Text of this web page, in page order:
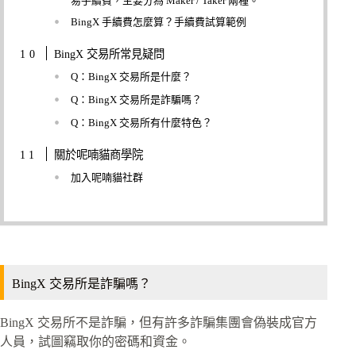
BingX 手續費怎麼算？手續費試算範例
BingX 交易所常見疑問
Q：BingX 交易所是什麼？
Q：BingX 交易所是詐騙嗎？
Q：BingX 交易所有什麼特色？
關於呢喃貓商學院
加入呢喃貓社群
BingX 交易所是詐騙嗎？
BingX 交易所不是詐騙，但有許多詐騙集團會偽裝成官方
人員，試圖竊取你的密碼和資金。